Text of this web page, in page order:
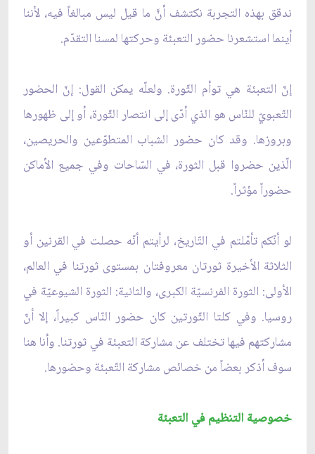
ندقق بهذه التجربة نكتشف أنَّ ما قيل ليس مبالغاً فيه، لأننا
أينما استشعرنا حضور التعبئة وحركتها لمسنا التقدّم.
إنّ التعبئة هي توأم الثّورة. ولعلّه يمكن القول: إنّ الحضور
التّعبويّ للنّاس هو الذي أدّى إلى انتصار الثّورة، أو إلى ظهورها
وبروزها. وقد كان حضور الشباب المتطوّعين والحريصين،
الّذين حضروا قبل الثورة، في السّاحات وفي جميع الأماكن
حضوراً مؤثراً.
لو أنّكم تأمّلتم في التّاريخ، لرأيتم أنّه حصلت في القرنين أو
الثلاثة الأخيرة ثورتان معروفتان بمستوى ثورتنا في العالم،
الأولى: الثورة الفرنسيّة الكبرى، والثانية: الثورة الشيوعيّة في
روسيا. وفي كلتا الثّورتين كان حضور النّاس كبيراً، إلا أنّ
مشاركتهم فيها تختلف عن مشاركة التعبئة في ثورتنا. وأنا هنا
سوف أذكر بعضاً من خصائص مشاركة التّعبئة وحضورها.
خصوصية التنظيم في التعبئة